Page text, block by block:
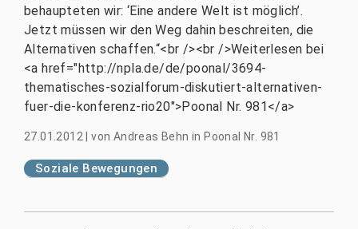
behaupteten wir: ‘Eine andere Welt ist möglich’.
Jetzt müssen wir den Weg dahin beschreiten, die
Alternativen schaffen.“<br /><br />Weiterlesen bei
<a href="http://npla.de/de/poonal/3694-
thematisches-sozialforum-diskutiert-alternativen-
fuer-die-konferenz-rio20">Poonal Nr. 981</a>
27.01.2012 |von Andreas Behn in Poonal Nr. 981
Soziale Bewegungen